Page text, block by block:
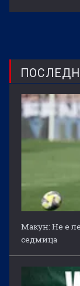
Макун: Не е
седмица